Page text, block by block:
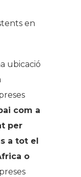
en
ubicació
com a
per
a tot el
o